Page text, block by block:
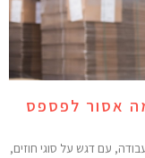
אסור לפספס
עם דגש על סוגי חוזים,